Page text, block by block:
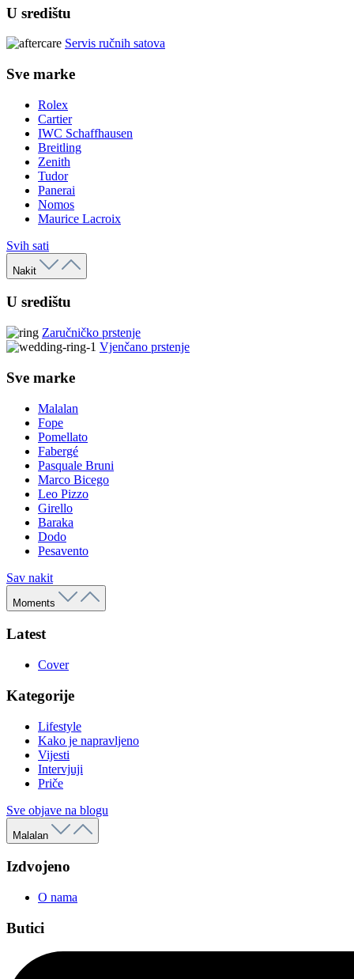
U središtu
Servis ručnih satova
Sve marke
Rolex
Cartier
IWC Schaffhausen
Breitling
Zenith
Tudor
Panerai
Nomos
Maurice Lacroix
Svih sati
Nakit
U središtu
Zaručničko prstenje
Vjenčano prstenje
Sve marke
Malalan
Fope
Pomellato
Fabergé
Pasquale Bruni
Marco Bicego
Leo Pizzo
Girello
Baraka
Dodo
Pesavento
Sav nakit
Moments
Latest
Cover
Kategorije
Lifestyle
Kako je napravljeno
Vijesti
Intervjuji
Priče
Sve objave na blogu
Malalan
Izdvojeno
O nama
Butici